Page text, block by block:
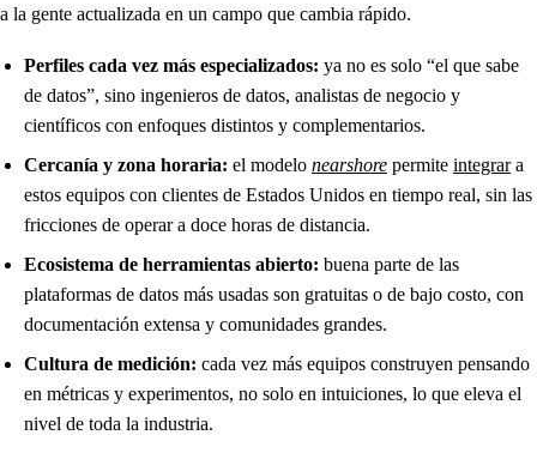
a la gente actualizada en un campo que cambia rápido.
Perfiles cada vez más especializados: ya no es solo “el que sabe
de datos”, sino ingenieros de datos, analistas de negocio y
científicos con enfoques distintos y complementarios.
Cercanía y zona horaria: el modelo nearshore permite integrara
estos equipos con clientes de Estados Unidos en tiempo real, sin las
fricciones de operar a doce horas de distancia.
Ecosistema de herramientas abierto: buena parte de las
plataformas de datos más usadas son gratuitas o de bajo costo, con
documentación extensa y comunidades grandes.
Cultura de medición: cada vez más equipos construyen pensando
en métricas y experimentos, no solo en intuiciones, lo que eleva el
nivel de toda la industria.